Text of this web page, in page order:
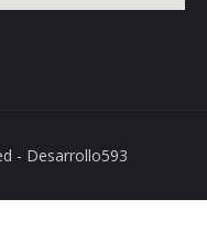
- Desarrollo593